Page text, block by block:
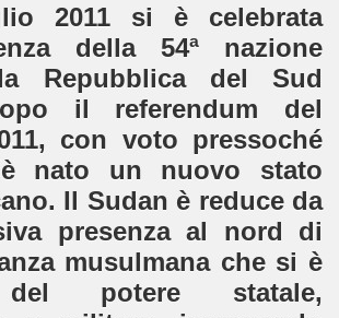
2011 si è celebrata
della 54ª nazione
Repubblica del Sud
il referendum del
con voto pressoché
è nato un nuovo stato
Il Sudan è reduce da
presenza al nord di
musulmana che si è
del potere statale,